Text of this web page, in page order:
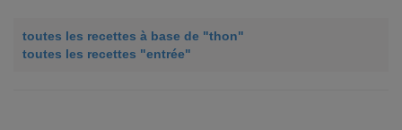
toutes les recettes à base de "thon"
toutes les recettes "entrée"